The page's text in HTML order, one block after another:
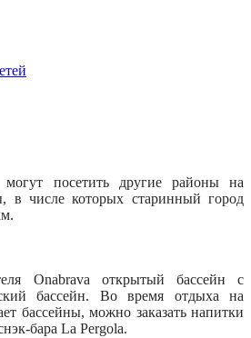
могут посетить другие районы на
в числе которых старинный город
Onabrava открытый бассейн с
бассейн. Во время отдыха на
бассейны, можно заказать напитки
бара La Pergola.